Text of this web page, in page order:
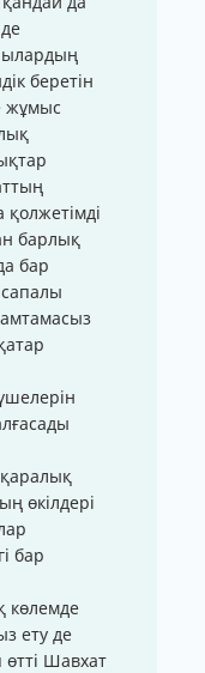
беретін
жұмыс
барлық
бар
өкілдері
бар
көлемде
ету де
Шавхат